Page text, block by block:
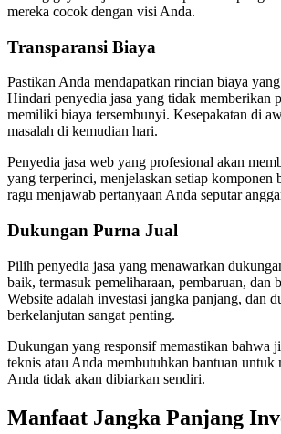
mereka cocok dengan visi Anda.
Transparansi Biaya
Pastikan Anda mendapatkan rincian biaya
Hindari penyedia jasa yang tidak memberikan
memiliki biaya tersembunyi. Kesepakatan di
masalah di kemudian hari.
Penyedia jasa web yang profesional akan
yang terperinci, menjelaskan setiap komponen
ragu menjawab pertanyaan Anda seputar
Dukungan Purna Jual
Pilih penyedia jasa yang menawarkan
baik, termasuk pemeliharaan, pembaruan, dan
Website adalah investasi jangka panjang, dan
berkelanjutan sangat penting.
Dukungan yang responsif memastikan bahwa
teknis atau Anda membutuhkan bantuan untuk
Anda tidak akan dibiarkan sendiri.
Manfaat Jangka Panjang